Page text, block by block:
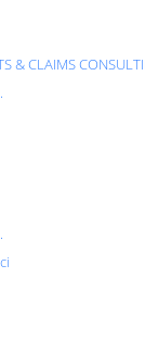
& CLAIMS